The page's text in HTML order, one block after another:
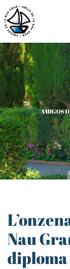
AMIGOS
Nau
diploma